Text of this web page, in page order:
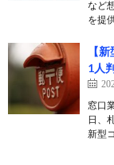
など
を提
【
1人
窓口
日、
新型